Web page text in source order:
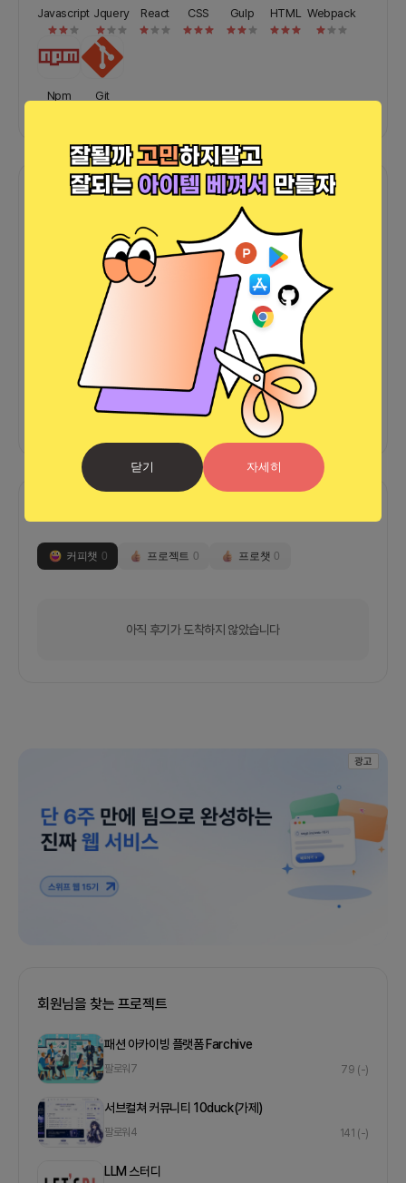
닫기 자세히
Javascript Jquery React CSS Gulp HTML Webpack
Npm Git
포트폴리오
바로가기
외부 연동 정보가 없습니다
커피챗 0 프로젝트 0 프로챗 0
아직 후기가 도착하지 않았습니다
광고
회원님을 찾는 프로젝트
패션 아카이빙 플랫폼 Farchive
팔로워 7 79 (-)
서브컬쳐 커뮤니티 10duck(가제)
팔로워 4 141 (-)
LLM 스터디